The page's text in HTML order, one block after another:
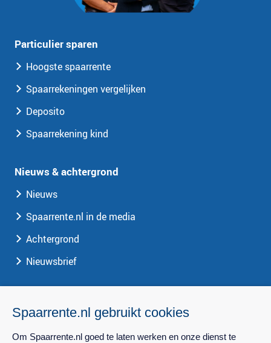
Particulier sparen
Hoogste spaarrente
Spaarrekeningen vergelijken
Deposito
Spaarrekening kind
Nieuws & achtergrond
Nieuws
Spaarrente.nl in de media
Achtergrond
Nieuwsbrief
Over Spaarrente.nl
Spaarrente.nl gebruikt cookies
Om Spaarrente.nl goed te laten werken en onze dienst te